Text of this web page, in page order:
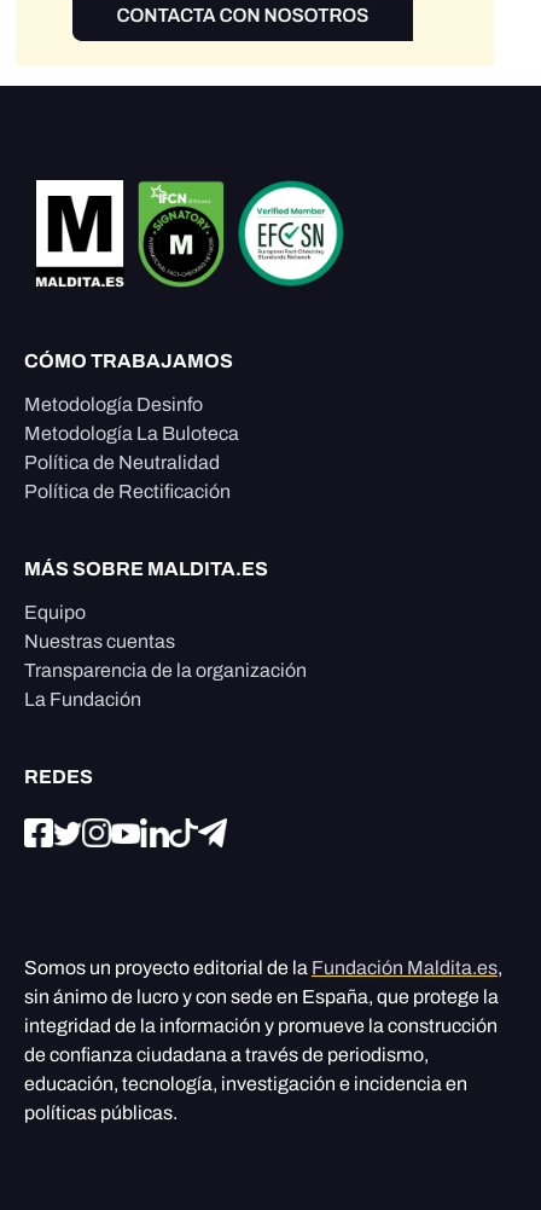
CÓMO TRABAJAMOS
Metodología Desinfo
Metodología La Buloteca
Política de Neutralidad
Política de Rectificación
MÁS SOBRE MALDITA.ES
Equipo
Nuestras cuentas
Transparencia de la organización
La Fundación
REDES
Somos un proyecto editorial de la Fundación Maldita.es,
sin ánimo de lucro y con sede en España, que protege la
integridad de la información y promueve la construcción
de confianza ciudadana a través de periodismo,
educación, tecnología, investigación e incidencia en
políticas públicas.